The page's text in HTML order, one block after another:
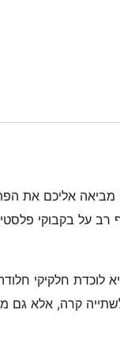
אליכם את
רב על בקבוקי
לוכדת חלקיקי
קרה, אלא